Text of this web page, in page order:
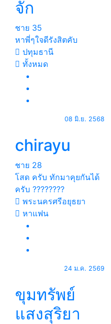
จัก
ชาย 35
หาพี่ๆใจดีรังสิตคับ
ปทุมธานี
ทั้งหมด
08 มิ.ย. 2568
chirayu
ชาย 28
โสด ครับ ทักมาคุยกันได้
ครับ ????????
พระนครศรีอยุธยา
หาแฟน
24 ม.ค. 2569
ขุมทรัพย์
แสงสุริยา